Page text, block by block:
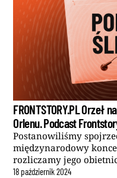
FRONTSTORY.PL Orzeł
Orlenu. Podcast
Postanowiliśmy
międzynarodowy
rozliczamy jego
18 październik2024